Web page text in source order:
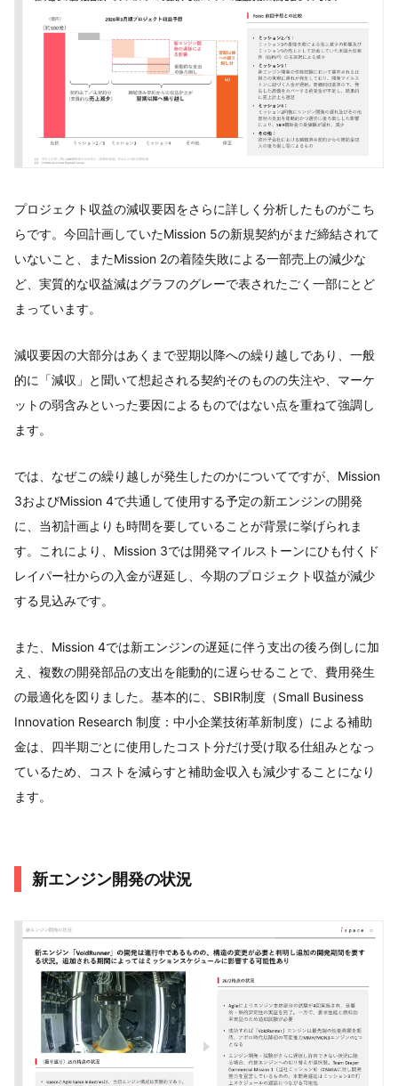
プロジェクト収益の減収要因をさらに詳しく分析したものがこち
らです。今回計画していたMission 5の新規契約がまだ締結されて
いないこと、またMission 2の着陸失敗による一部売上の減少な
ど、実質的な収益減はグラフのグレーで表されたごく一部にとど
まっています。
減収要因の大部分はあくまで翌期以降への繰り越しであり、一般
的に「減収」と聞いて想起される契約そのものの失注や、マーケ
ットの弱含みといった要因によるものではない点を重ねて強調し
ます。
では、なぜこの繰り越しが発生したのかについてですが、Mission
3およびMission 4で共通して使用する予定の新エンジンの開発
に、当初計画よりも時間を要していることが背景に挙げられま
す。これにより、Mission 3では開発マイルストーンにひも付くド
レイパー社からの入金が遅延し、今期のプロジェクト収益が減少
する見込みです。
また、Mission 4では新エンジンの遅延に伴う支出の後ろ倒しに加
え、複数の開発部品の支出を能動的に遅らせることで、費用発生
の最適化を図りました。基本的に、SBIR制度（Small Business
Innovation Research 制度：中小企業技術革新制度）による補助
金は、四半期ごとに使用したコスト分だけ受け取る仕組みとなっ
ているため、コストを減らすと補助金収入も減少することになり
ます。
新エンジン開発の状況